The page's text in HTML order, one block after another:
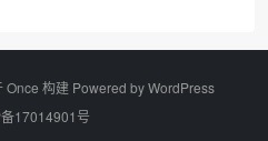
构建 Powered byWordPress
17014901号